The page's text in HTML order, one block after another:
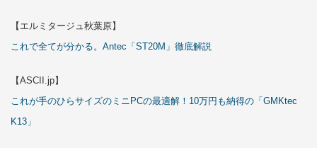
【エルミタージュ秋葉原】
これで全てが分かる。Antec「ST20M」徹底解説
【ASCII.jp】
これが手のひらサイズのミニPCの最適解！10万円も納得の「GMKtec
K13」